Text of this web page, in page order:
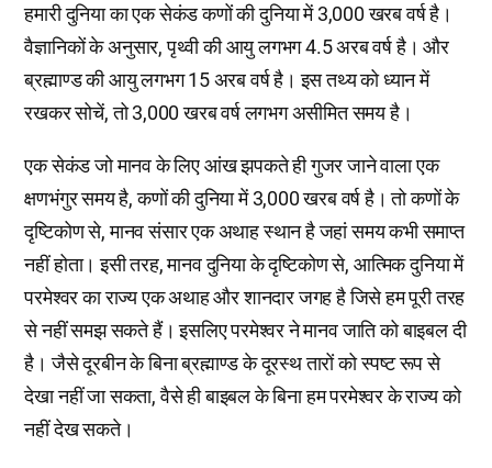
हमारी दुनिया का एक सेकंड कणों की दुनिया में 3,000 खरब वर्ष है।
वैज्ञानिकों के अनुसार, पृथ्वी की आयु लगभग 4.5 अरब वर्ष है। और
ब्रह्माण्ड की आयु लगभग 15 अरब वर्ष है। इस तथ्य को ध्यान में
रखकर सोचें, तो 3,000 खरब वर्ष लगभग असीमित समय है।
एक सेकंड जो मानव के लिए आंख झपकते ही गुजर जाने वाला एक
क्षणभंगुर समय है, कणों की दुनिया में 3,000 खरब वर्ष है। तो कणों के
दृष्टिकोण से, मानव संसार एक अथाह स्थान है जहां समय कभी समाप्त
नहीं होता। इसी तरह, मानव दुनिया के दृष्टिकोण से, आत्मिक दुनिया में
परमेश्वर का राज्य एक अथाह और शानदार जगह है जिसे हम पूरी तरह
से नहीं समझ सकते हैं। इसलिए परमेश्वर ने मानव जाति को बाइबल दी
है। जैसे दूरबीन के बिना ब्रह्माण्ड के दूरस्थ तारों को स्पष्ट रूप से
देखा नहीं जा सकता, वैसे ही बाइबल के बिना हम परमेश्वर के राज्य को
नहीं देख सकते।